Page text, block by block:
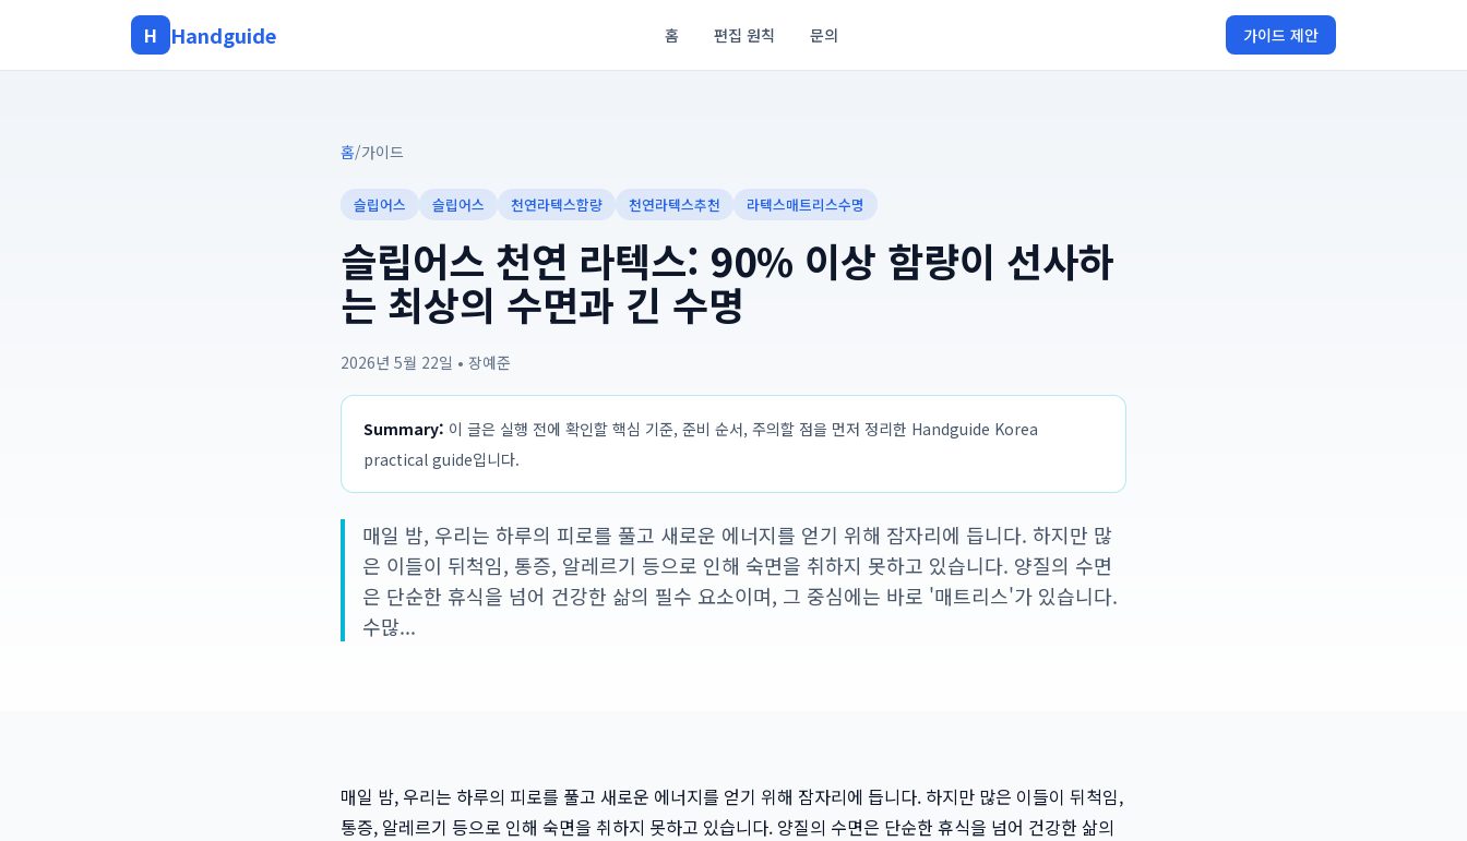
H Handguide 홈 편집 원칙 문의 가이드 제안
홈/가이드
슬립어스 슬립어스 천연라텍스함량 천연라텍스추천 라텍스매트리스수명
슬립어스 천연 라텍스: 90% 이상 함량이 선사하
는 최상의 수면과 긴 수명
2026년 5월 22일 • 장예준
Summary: 이 글은 실행 전에 확인할 핵심 기준, 준비 순서, 주의할 점을 먼저 정리한 Handguide Korea
practical guide입니다.
매일 밤, 우리는 하루의 피로를 풀고 새로운 에너지를 얻기 위해 잠자리에 듭니다. 하지만 많
은 이들이 뒤척임, 통증, 알레르기 등으로 인해 숙면을 취하지 못하고 있습니다. 양질의 수면
은 단순한 휴식을 넘어 건강한 삶의 필수 요소이며, 그 중심에는 바로 '매트리스'가 있습니다.
수많...
매일 밤, 우리는 하루의 피로를 풀고 새로운 에너지를 얻기 위해 잠자리에 듭니다. 하지만 많은 이들이 뒤척임,
통증, 알레르기 등으로 인해 숙면을 취하지 못하고 있습니다. 양질의 수면은 단순한 휴식을 넘어 건강한 삶의